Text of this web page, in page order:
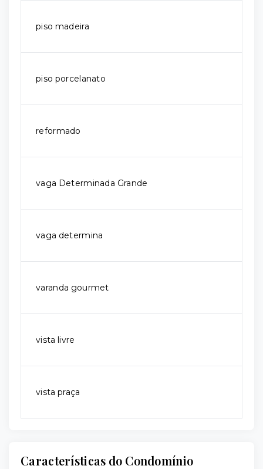
piso madeira
piso porcelanato
reformado
vaga Determinada Grande
vaga determina
varanda gourmet
vista livre
vista praça
Características do Condomínio